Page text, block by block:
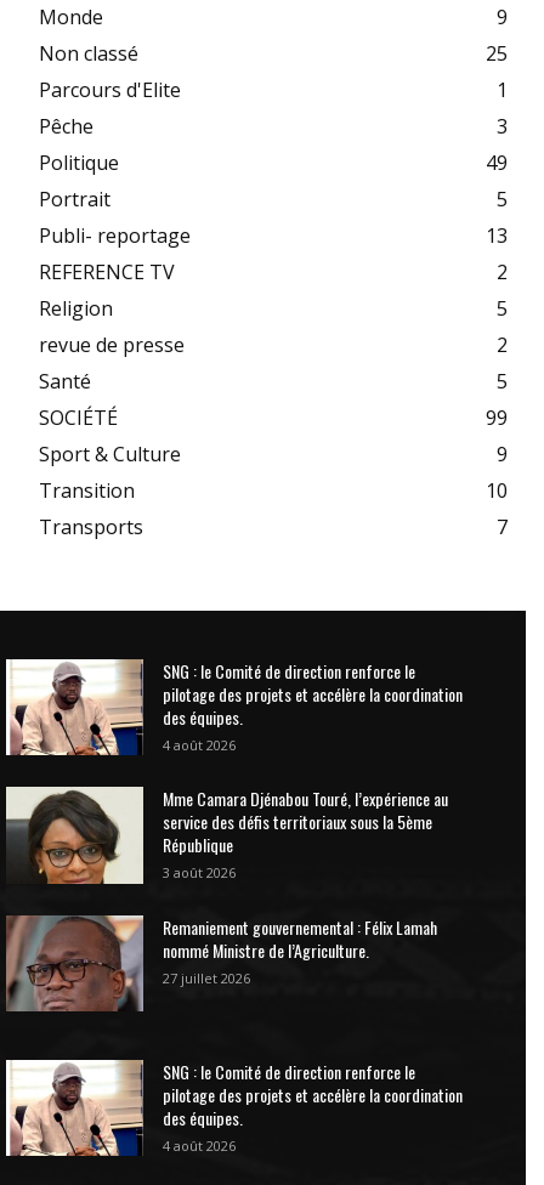
Monde
9
Non classé
25
Parcours d'Elite
1
Pêche
3
Politique
49
Portrait
5
Publi- reportage
13
REFERENCE TV
2
Religion
5
revue de presse
2
Santé
5
SOCIÉTÉ
99
Sport & Culture
9
Transition
10
Transports
7
SNG : le Comité de direction renforce le
pilotage des projets et accélère la coordination
des équipes.
4 août 2026
Mme Camara Djénabou Touré, l’expérience au
service des défis territoriaux sous la 5ème
République
3 août 2026
Remaniement gouvernemental : Félix Lamah
nommé Ministre de l’Agriculture.
27 juillet 2026
SNG : le Comité de direction renforce le
pilotage des projets et accélère la coordination
des équipes.
4 août 2026